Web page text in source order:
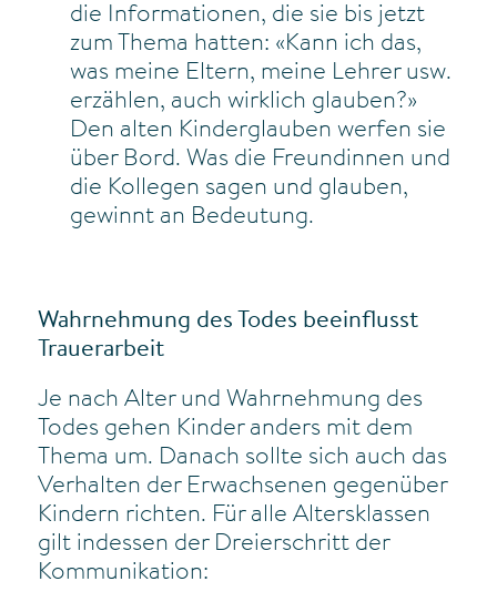
die Informationen, die sie bis jetzt
zum Thema hatten: «Kann ich das,
was meine Eltern, meine Lehrer usw.
erzählen, auch wirklich glauben?»
Den alten Kinderglauben werfen sie
über Bord. Was die Freundinnen und
die Kollegen sagen und glauben,
gewinnt an Bedeutung.
Wahrnehmung des Todes beeinflusst
Trauerarbeit
Je nach Alter und Wahrnehmung des
Todes gehen Kinder anders mit dem
Thema um. Danach sollte sich auch das
Verhalten der Erwachsenen gegenüber
Kindern richten. Für alle Altersklassen
gilt indessen der Dreierschritt der
Kommunikation: